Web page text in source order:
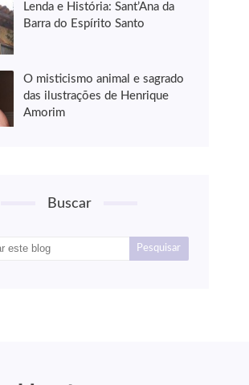
Lenda e História: Sant’Ana da
Barra do Espírito Santo
O misticismo animal e sagrado
das ilustrações de Henrique
Amorim
Buscar